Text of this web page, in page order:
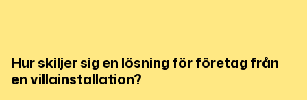
Hur skiljer sig en lösning för företag från
en villainstallation?